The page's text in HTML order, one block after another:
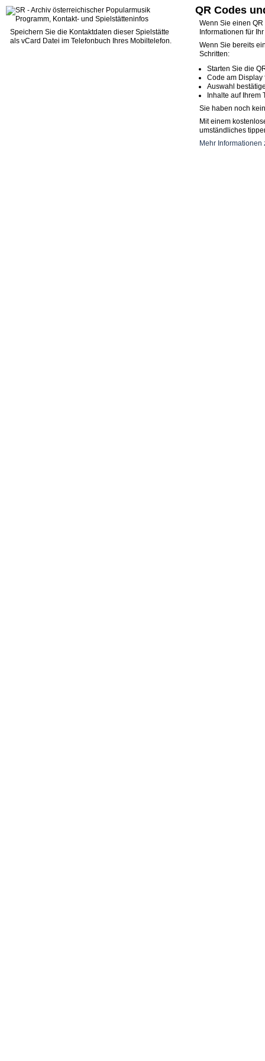
Speichern Sie die Kontaktdaten dieser Spielstätte
als vCard Datei im Telefonbuch Ihres Mobiltelefon.
QR Codes
Wenn Sie einen
Informationen für
Wenn Sie bereits
Schritten:
Starten Sie die
Code am Display
Auswahl
Inhalte auf Ihrem
Sie haben noch
Mit einem
umständliches
Mehr Informationen